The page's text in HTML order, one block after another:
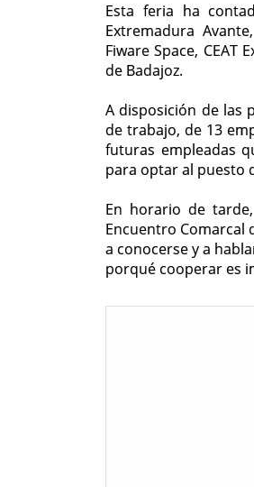
Esta feria ha
Extremadura
Fiware Space,
de Badajoz.
A disposición de las
de trabajo, de 13
futuras empleadas
para optar al puesto
En horario de
Encuentro Comarcal
a conocerse y a
porqué cooperar es